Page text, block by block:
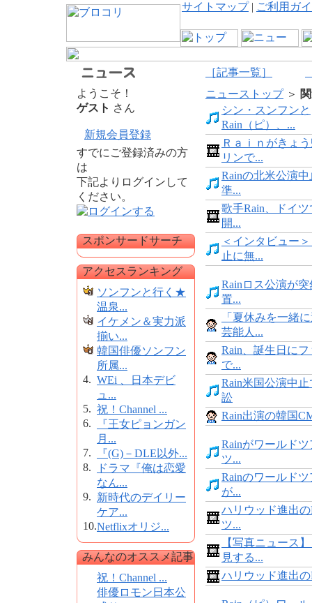
サイトマップ| ご利用ガ
［記事一覧］
ようこそ！
ゲスト さん
新規会員登録
すでにご登録済みの方
は
下記よりログインして
ください。
スポンサードサーチ
アクセスランキング
ソンフンと行く★
温泉...
イケメン＆実力派
揃い...
韓国俳優ソンフン
所属...
4. WEi 、日本デビ
ュ...
5. 祝！Channel ...
6.
『王女ピョンガン
月...
7.
『(G)－DLE以外...
8.
ドラマ『俺は恋愛
なん...
9. 新時代のデイリー
ケア...
10.Netflixオリジ...
みんなのオススメ記事
祝！Channel ...
俳優ロモン日本公
ニューストップ＞
シン・スンフンと
Rain（ピ）、...
Ｒａｉｎがきょ
リンで...
Rainの北米公演
準...
歌手Rain、ドイ
開...
＜インタビュー
止に無...
Rainロス公演が
置...
「夏休みを一緒
芸能人...
Rain、誕生日に
で...
Rain米国公演中
訟
Rain出演の韓国
Rainがワールド
ツ...
Rainのワールド
が...
ハリウッド進出
ツ...
【写真ニュース
見する...
ハリウッド進出の